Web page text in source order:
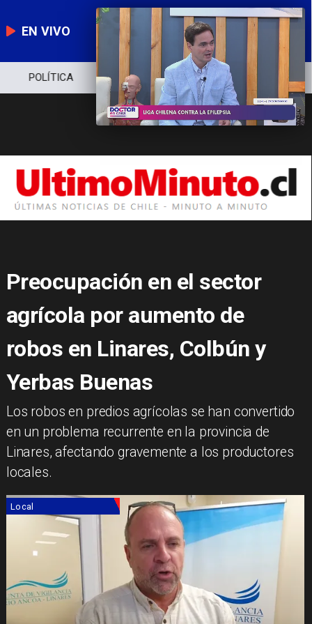
EN VIVO
POLÍTICA ECONOMÍA
Preocupación en el sector
agrícola por aumento de
robos en Linares, Colbún y
Yerbas Buenas
​Los robos en predios agrícolas se han convertido
en un problema recurrente en la provincia de
Linares, afectando gravemente a los productores
locales.
Local